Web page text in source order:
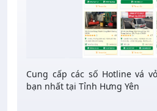
Cung cấp các số Hotline vá
bạn nhất tại Tỉnh Hưng Yên